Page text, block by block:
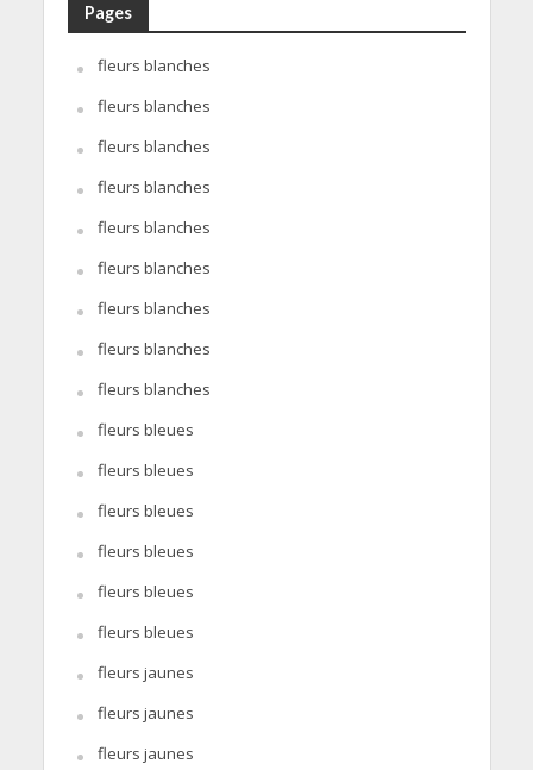
Pages
fleurs blanches
fleurs blanches
fleurs blanches
fleurs blanches
fleurs blanches
fleurs blanches
fleurs blanches
fleurs blanches
fleurs blanches
fleurs bleues
fleurs bleues
fleurs bleues
fleurs bleues
fleurs bleues
fleurs bleues
fleurs jaunes
fleurs jaunes
fleurs jaunes